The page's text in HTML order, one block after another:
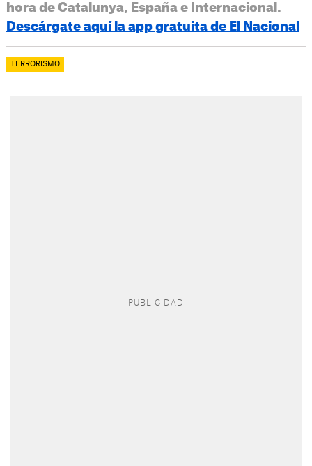
hora de Catalunya, España e Internacional.
Descárgate aquí la app gratuita de El Nacional
TERRORISMO